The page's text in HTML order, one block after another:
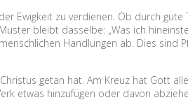
Ewigkeit zu verdienen. Ob durch gute
bleibt dasselbe: „Was ich
Handlungen ab. Dies sind
getan hat. Am Kreuz hat Gott
etwas hinzufügen oder davon